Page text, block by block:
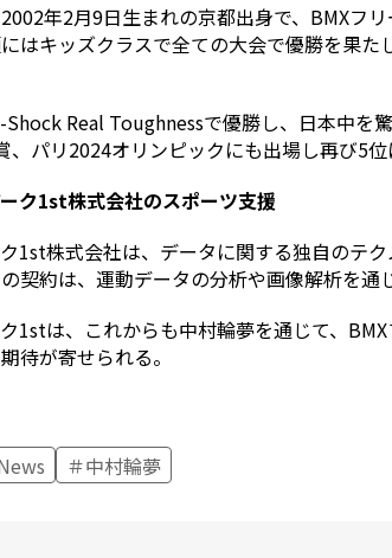
年2月9日生まれの京都出身で、BMXフ
はキッズクラスで全ての大会で優勝を果
Shock Real Toughnessで優勝し、日本中を
、パリ2024オリンピックにも出場し再び5
ク1st株式会社のスポーツ支援
1st株式会社は、データに関する独自のテ
契約は、運動データの分析や画像解析を
1stは、これからも中村輪夢を通じて、
待が寄せられる。
中村輪夢